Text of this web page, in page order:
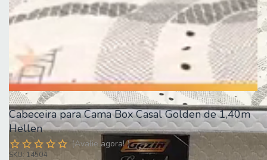
Cabeceira para Cama Box Casal Golden de 1,40m
Hellen
Avalie agora!
SKU: 14504